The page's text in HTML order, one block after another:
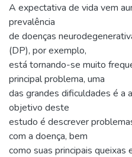
A expectativa de vida vem
prevalência
de doenças
(DP), por exemplo,
está tornando-se muito
principal problema, uma
das grandes dificuldades é a
objetivo deste
estudo é descrever
com a doença, bem
como suas principais queixas